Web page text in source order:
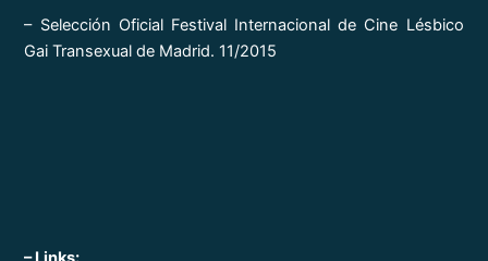
– Selección Oficial Festival Internacional de Cine Lésbico
Gai Transexual de Madrid. 11/2015